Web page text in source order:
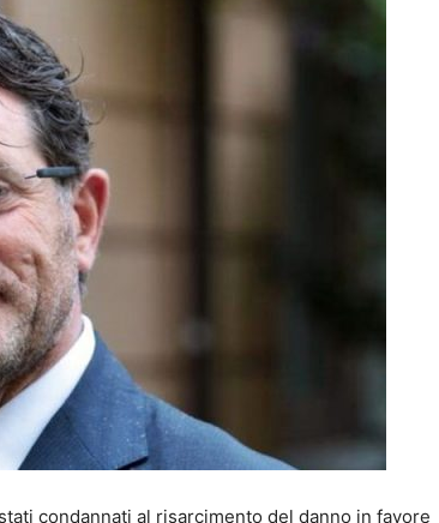
condannati al risarcimento del danno in favore